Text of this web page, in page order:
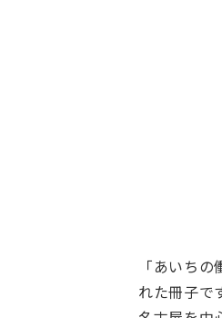
「あいち
れた冊子で